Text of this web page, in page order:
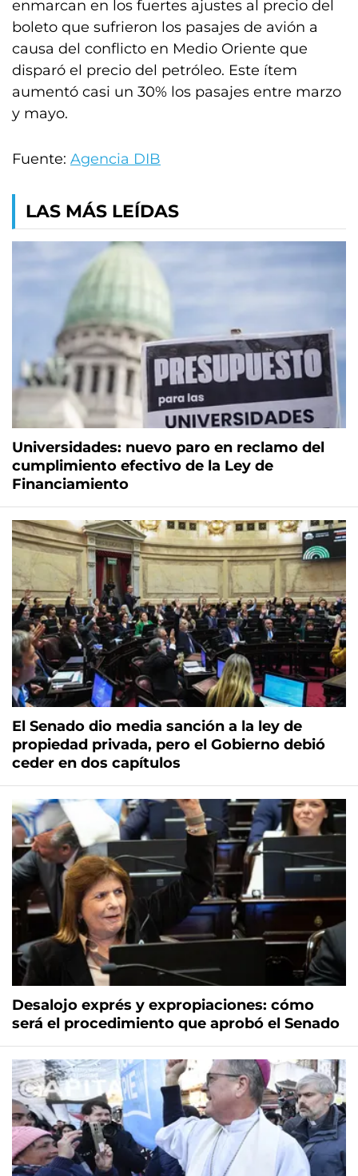
enmarcan en los fuertes ajustes al precio del
boleto que sufrieron los pasajes de avión a
causa del conflicto en Medio Oriente que
disparó el precio del petróleo. Este ítem
aumentó casi un 30% los pasajes entre marzo
y mayo.
Fuente: Agencia DIB
LAS MÁS LEÍDAS
Universidades: nuevo paro en reclamo del
cumplimiento efectivo de la Ley de
Financiamiento
El Senado dio media sanción a la ley de
propiedad privada, pero el Gobierno debió
ceder en dos capítulos
Desalojo exprés y expropiaciones: cómo
será el procedimiento que aprobó el Senado